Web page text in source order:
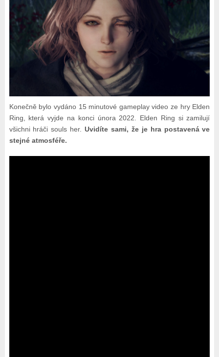
Konečně bylo vydáno 15 minutové gameplay video ze hry Elden
Ring, která vyjde na konci února 2022. Elden Ring si zamilují
všichni hráči souls her.Uvidíte sami, že je hra postavená ve
stejné atmosféře.